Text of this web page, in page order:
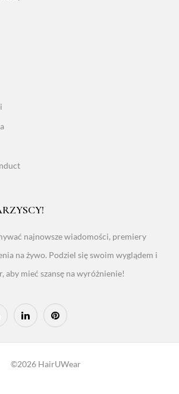
najnowsze wiadomości, premiery
na żywo. Podziel się swoim wyglądem i
aby mieć szansę na wyróżnienie!
©2026 HairUWear